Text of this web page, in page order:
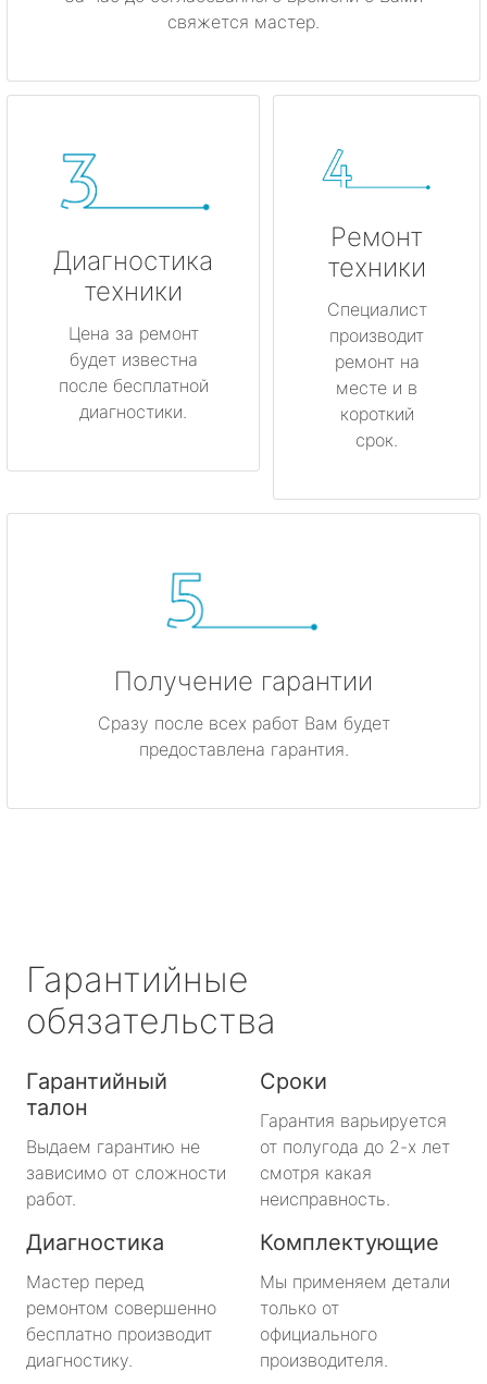
свяжется мастер.
Диагностика
техники
Цена за ремонт
будет известна
после бесплатной
диагностики.
Ремонт
техники
Специалист
производит
ремонт на
месте и в
короткий
срок.
Получение гарантии
Сразу после всех работ Вам будет
предоставлена гарантия.
Гарантийные
обязательства
Гарантийный
талон
Выдаем гарантию не
зависимо от сложности
работ.
Сроки
Гарантия варьируется
от полугода до 2-х лет
смотря какая
неисправность.
Диагностика
Мастер перед
ремонтом совершенно
бесплатно производит
диагностику.
Комплектующие
Мы применяем детали
только от
официального
производителя.